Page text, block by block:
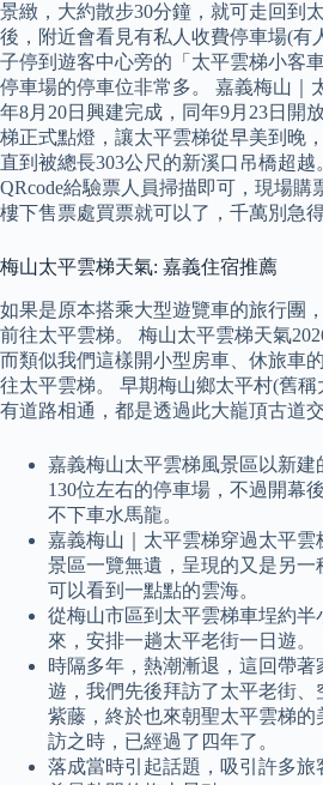
景緻，大約散步30分鐘，就可走回到
後，附近會看見有私人收費停車場(有
子停到遊客中心旁的「太平雲梯小客
停車場的停車位非常多。 嘉義梅山｜
年8月20日興建完成，同年9月23日開
梯正式點燈，讓太平雲梯從早美到晚
直到被總長303公尺的新溪口吊橋超
QRcode給驗票人員掃描即可，現場購
樓下售票處買票就可以了，千萬別急
梅山太平雲梯天氣: 嘉義住宿推薦
如果是原本搭乘大型遊覽車的旅行團
前往太平雲梯。 梅山太平雲梯天氣
而類似我們這樣開小型房車、休旅車
往太平雲梯。 早期梅山鄉太平村(舊
有道路相通，都是透過此大巃頂古道交
嘉義梅山太平雲梯風景區以新
130位左右的停車場，不過開幕
不下車水馬龍。
嘉義梅山｜太平雲梯穿過太平
景區一覽無遺，呈現的又是另
可以看到一點點的雲海。
從梅山市區到太平雲梯車埕約
來，安排一趟太平老街一日遊。
時隔多年，熱潮漸退，這回帶著
遊，我們先後拜訪了太平老街
紫藤，終於也來朝聖太平雲梯
訪之時，已經過了四年了。
落成當時引起話題，吸引許多